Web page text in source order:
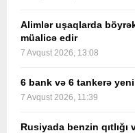
Alimlər uşaqlarda
müalicə edir
7 Avqust 2026, 13:08
6 bank və 6 tankerə
7 Avqust 2026, 11:39
Rusiyada benzin qıtlığı